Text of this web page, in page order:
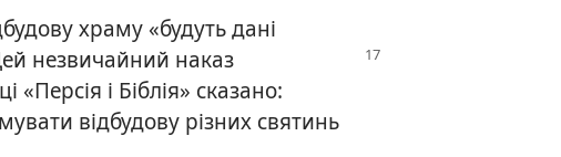
храму «будуть дані
незвичайний наказ
і Біблія» сказано:
відбудову різних святинь